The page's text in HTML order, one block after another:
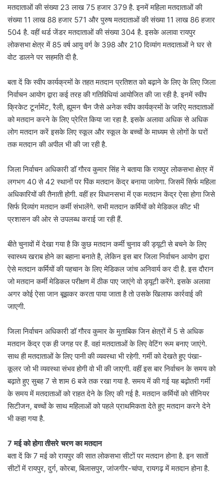
मतदाताओं की संख्या 23 लाख 75 हजार 379 है. इनमें महिला मतदाताओं की
संख्या 11 लाख 88 हजार 571 और पुरुष मतदाताओं की संख्या 11 लाख 86 हजार
504 है. वहीं थर्ड जेंडर मतदाताओं की संख्या 304 है. इसके अलावा रायपुर
लोकसभा क्षेत्र में 85 वर्ष आयु वर्ग के 398 और 210 दिव्यांग मतदाताओं ने घर से
वोट डालने पर सहमति दी है.
बता दें कि स्वीप कार्यक्रमों के तहत मतदान प्रतिशत को बढ़ाने के लिए के लिए जिला
निर्वाचन आयोग द्वारा कई तरह की गतिविधियां आयोजित की जा रही है. इनमें स्वीप
क्रिकेट टूर्नामेंट, रैली, ह्यूमन चैन जैसे अनेक स्वीप कार्यक्रमों के जरिए मतदाताओं
को मतदान करने के लिए प्रेरित किया जा रहा है. इसके अलावा अधिक से अधिक
लोग मतदान करें इसके लिए स्कूल और स्कूल के बच्चों के माध्यम से लोगों के घरों
तक मतदान की अपील भी की जा रही है.
जिला निर्वाचन अधिकारी डॉ गौरव कुमार सिंह ने बताया कि रायपुर लोकसभा क्षेत्र में
लगभग 40 से 42 स्थानों पर पिंक मतदान केंद्र बनाया जायेगा. जिसमें सिर्फ महिला
अधिकारियों की तैनाती होगी. वहीं हर विधानसभा में एक मतदान केंद्र ऐसा होगा जिसे
सिर्फ दिव्यांग मतदान कर्मी संभालेंगे. सभी मतदान कर्मियों को मेडिकल कीट भी
प्रशासन की ओर से उपलब्ध कराई जा रही हैं.
बीते चुनावों में देखा गया है कि कुछ मतदान कर्मी चुनाव की ड्यूटी से बचने के लिए
स्वास्थ्य खराब होने का बहाना बनाते है, लेकिन इस बार जिला निर्वाचन आयोग द्वारा
ऐसे मतदान कर्मियों की पहचान के लिए मेडिकल जांच अनिवार्य कर दी है. इस दौरान
जो मतदान कर्मी मेडिकल परीक्षण में ठीक पाए जाएंगे वो ड्यूटी करेंगे. इसके अलावा
अगर कोई ऐसा जान बूझकर करता पाया जाता है तो उसके खिलाफ कार्रवाई की
जाएगी.
जिला निर्वाचन अधिकारी डॉ गौरव कुमार के मुताबिक जिन क्षेत्रों में 5 से अधिक
मतदान केंद्र एक ही जगह पर हैं. वहां मतदाताओं के लिए वेटिंग रूम बनाए जाएंगे.
साथ ही मतदाताओं के लिए पानी की व्यवस्था भी रहेगी. गर्मी को देखते हुए पंखा-
कूलर जो भी व्यवस्था संभव होगी वो भी की जाएगी. वहीं इस बार निर्वाचन के समय को
बढ़ाते हुए सुबह 7 से शाम 6 बजे तक रखा गया है. समय में की गई यह बढ़ोतरी गर्मी
के समय में मतदाताओं को राहत देने के लिए की गई है. मतदान कर्मियों को सीनियर
सिटीजन, बच्चों के साथ महिलाओं को पहले प्राथमिकता देते हुए मतदान करने देने
भी कहा गया है.
7 मई को होगा तीसरे चरण का मतदान
बता दें कि 7 मई को रायपुर की सात लोकसभा सीटों पर मतदान होना है. इन सातों
सीटों में रायपुर, दुर्ग, कोरबा, बिलासपुर, जांजगीर-चांपा, रायगढ़ में मतदान होना है.